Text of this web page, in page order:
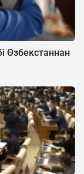
Өзбекстаннан